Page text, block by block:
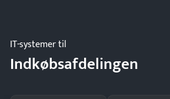
IT-systemer til
Indkøbsafdelingen